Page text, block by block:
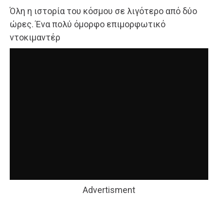
Όλη η ιστορία του κόσμου σε λιγότερο από δύο
ώρες. Ένα πολύ όμορφο επιμορφωτικό
ντοκιμαντέρ
Advertisment